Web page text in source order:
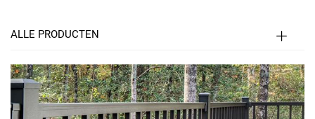
ALLE PRODUCTEN